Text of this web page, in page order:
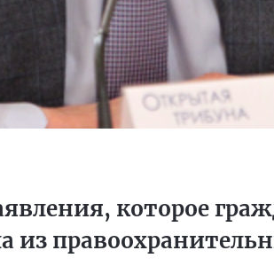
которое
из